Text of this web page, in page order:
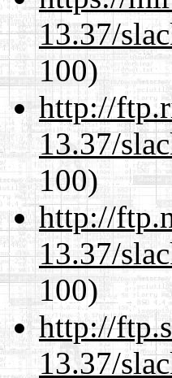
13.37/
100)
http://
13.37/
100)
http://
13.37/
100)
http://
13.37/